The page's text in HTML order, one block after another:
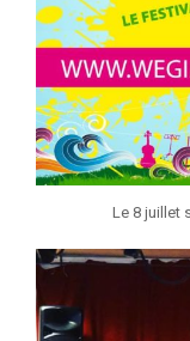
Le 8 juillet